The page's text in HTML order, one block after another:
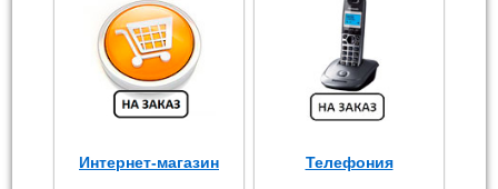
Интернет-магазин Телефония